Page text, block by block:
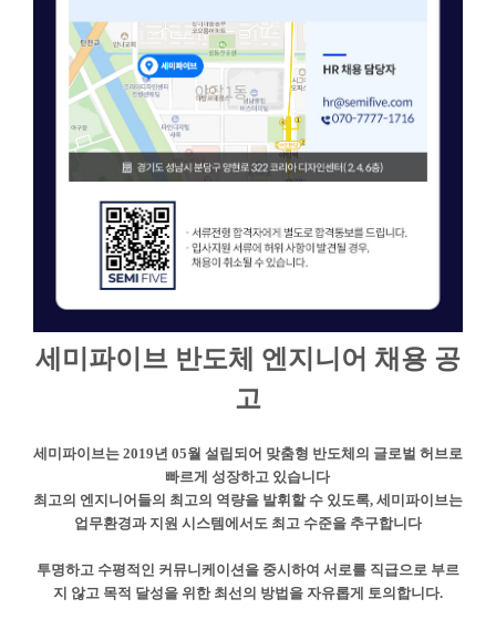
세미파이브 반도체 엔지니어 채용 공
고
세미파이브는 2019년 05월 설립되어 맞춤형 반도체의 글로벌 허브로
빠르게 성장하고 있습니다
최고의 엔지니어들의 최고의 역량을 발휘할 수 있도록, 세미파이브는
업무환경과 지원 시스템에서도 최고 수준을 추구합니다
투명하고 수평적인 커뮤니케이션을 중시하여 서로를 직급으로 부르
지 않고 목적 달성을 위한 최선의 방법을 자유롭게 토의합니다.